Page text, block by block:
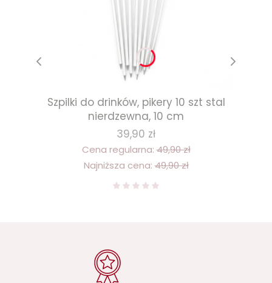
Szpilki do drinków, pikery 10 szt stal
nierdzewna, 10 cm
39,90 zł
Cena regularna: 49,90 zł
Najniższa cena: 49,90 zł